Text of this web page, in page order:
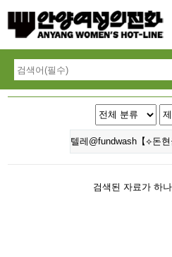
검색된 자료가 하